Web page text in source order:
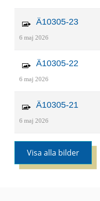
Ä10305-23
6 maj 2026
Ä10305-22
6 maj 2026
Ä10305-21
6 maj 2026
Visa alla bilder